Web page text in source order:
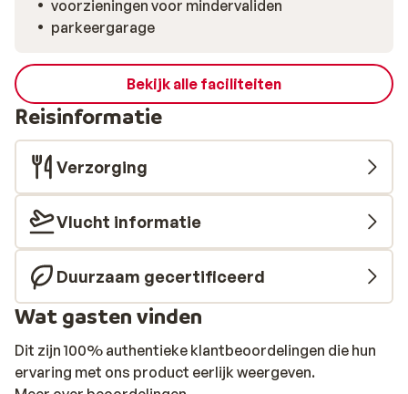
voorzieningen voor mindervaliden
parkeergarage
Bekijk alle faciliteiten
Reisinformatie
Verzorging
Vlucht informatie
Duurzaam gecertificeerd
Wat gasten vinden
Dit zijn 100% authentieke klantbeoordelingen die hun
ervaring met ons product eerlijk weergeven.